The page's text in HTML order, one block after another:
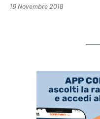
19 Novembre 2018